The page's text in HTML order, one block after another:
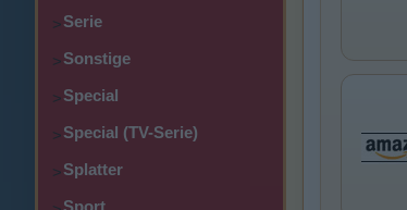
>Serie
>Sonstige
>Special
>Special (TV-Serie)
>Splatter
Sport